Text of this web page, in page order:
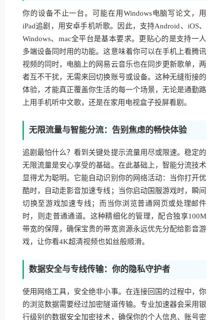
你的设备不止一台。可能在用Windows电脑写论文，用
iPad追剧，用安卓手机听歌。因此，支持Android、iOS、
Windows、mac全平台是基本要求。更贴心的是支持一人
多端设备同时用的功能。这意味着你可以在手机上看腾讯
视频的同时，电脑上的网易云音乐也在同步更新歌单，两
者互不干扰，无需来回切换账号或设备。这种无缝衔接的
体验，才能真正覆盖你生活的每一个场景，无论是通勤路
上用手机听中文歌，还是在家用电视盒子投屏看剧。
无限流量与智能分流：告别焦虑的畅快体验
追剧最怕什么？看到关键处提示流量用尽或限速。稳定的
无限流量是安心享受的基础。在此基础上，智能分流技术
显得尤为聪明。它能自动识别你的网络活动：当你打开优
酷时，自动走影音加速专线；当你启动国服游戏时，瞬间
切换至游戏加速专线；而当你浏览普通网页或处理邮件
时，则走普通通道。这种精细化的管理，配合独享100M
带宽的保障，确保宝贵的带宽资源永远优先分配给影音游
戏，让你看4K超清视频也如丝般顺滑。
数据安全与专线传输：你的隐私守护者
使用网络工具，安全绝非小事。在连接回国的过程中，你
的浏览数据需要经过加密隧道传输。专业加速器会采用银
行级别的数据安全加密技术，确保你的个人信息、账号密